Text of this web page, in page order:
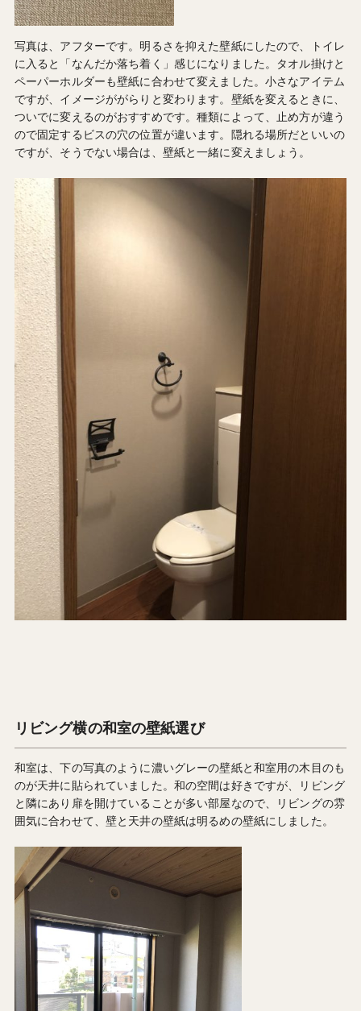
写真は、アフターです。明るさを抑えた壁紙にしたので、トイレ
に入ると「なんだか落ち着く」感じになりました。タオル掛けと
ペーパーホルダーも壁紙に合わせて変えました。小さなアイテム
ですが、イメージががらりと変わります。壁紙を変えるときに、
ついでに変えるのがおすすめです。種類によって、止め方が違う
ので固定するビスの穴の位置が違います。隠れる場所だといいの
ですが、そうでない場合は、壁紙と一緒に変えましょう。
リビング横の和室の壁紙選び
和室は、下の写真のように濃いグレーの壁紙と和室用の木目のも
のが天井に貼られていました。和の空間は好きですが、リビング
と隣にあり扉を開けていることが多い部屋なので、リビングの雰
囲気に合わせて、壁と天井の壁紙は明るめの壁紙にしました。